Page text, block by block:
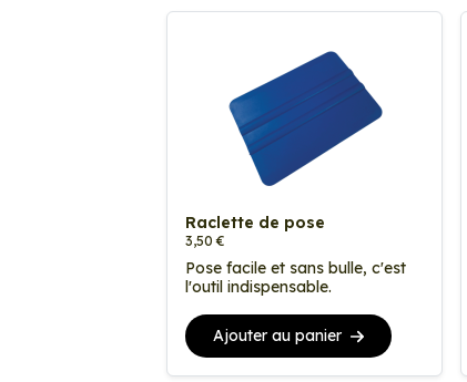
Raclette de pose
3,50 €
Pose facile et sans bulle, c'est
l'outil indispensable.
Ajouter au panier